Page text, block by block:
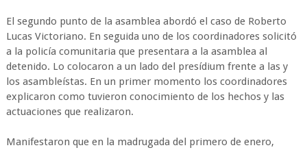
El segundo punto de la asamblea abordó el caso de Roberto
Lucas Victoriano. En seguida uno de los coordinadores solicitó
a la policía comunitaria que presentara a la asamblea al
detenido. Lo colocaron a un lado del presídium frente a las y
los asambleístas. En un primer momento los coordinadores
explicaron como tuvieron conocimiento de los hechos y las
actuaciones que realizaron.
Manifestaron que en la madrugada del primero de enero,